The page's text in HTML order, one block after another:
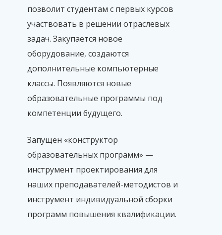
позволит студентам с первых курсов
участвовать в решении отраслевых
задач. Закупается новое
оборудование, создаются
дополнительные компьютерные
классы. Появляются новые
образовательные программы под
компетенции будущего.
Запущен «конструктор
образовательных программ» —
инструмент проектирования для
наших преподавателей-методистов и
инструмент индивидуальной сборки
программ повышения квалификации.